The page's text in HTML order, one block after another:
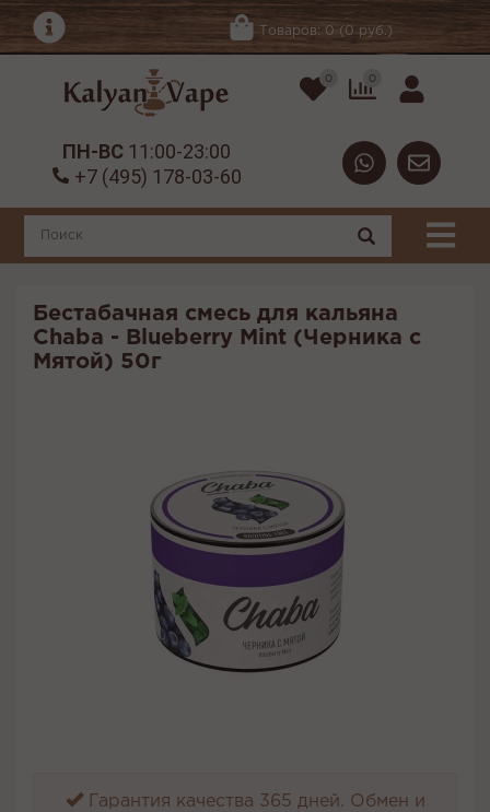
Товаров: 0 (0 руб.)
0 0
ПН-ВС 11:00-23:00
+7 (495) 178-03-60
Бестабачная смесь для кальяна
Chaba - Blueberry Mint (Черника с
Мятой) 50г
Гарантия качества 365 дней. Обмен и